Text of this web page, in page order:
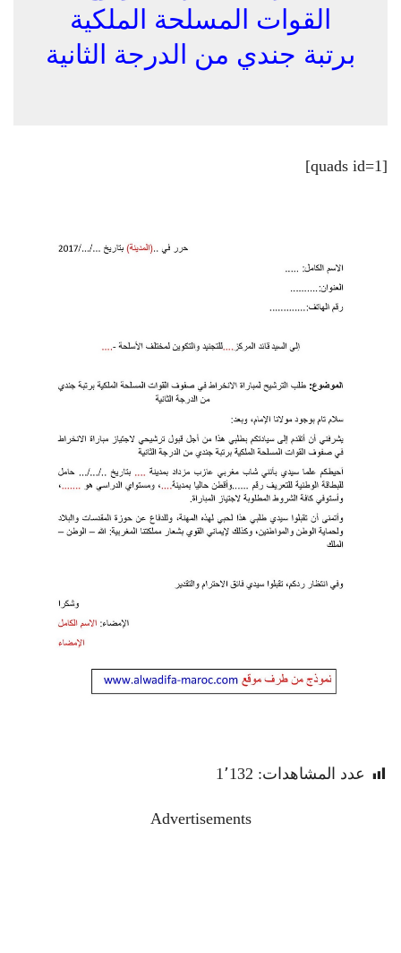
القوات المسلحة الملكية
برتبة جندي من الدرجة الثانية
[quads id=1]
عدد المشاهدات: 1٬132
Advertisements